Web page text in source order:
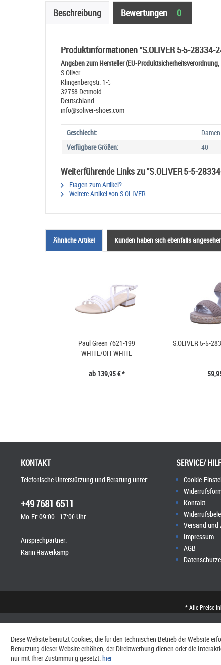
Beschreibung Bewertungen 0
Produktinformationen "S.OLIVER 5-5-28334-
Angaben zum Hersteller (EU-Produktsicherheitsverordnung,
S.Oliver
Klingenbergstr. 1-3
32758 Detmold
Deutschland
info@soliver-shoes.com
Geschlecht:
Damen
Verfügbare Größen:
40
Weiterführende Links zu "S.OLIVER 5-5-
Fragen zum Artikel?
Weitere Artikel von S.OLIVER
Ähnliche Artikel Kunden haben sich ebenfalls
Paul Green 7621-199
WHITE/OFFWHITE
ab 139,95 € *
S.OLIVER 5-5-
KONTAKT
Telefonische Unterstützung und Beratung unter:
+49 7681 6511
Mo-Fr: 09:00 - 17:00 Uhr
Ansprechpartner:
Karin Hawerkamp
SERVICE/
Cookie-
Kontakt
Versand und
Impressum
AGB
* Alle Preise
Diese Website benutzt Cookies, die für den technischen Betrieb der Website
Benutzung dieser Website erhöhen, der Direktwerbung dienen oder die
nur mit Ihrer Zustimmung gesetzt.hier